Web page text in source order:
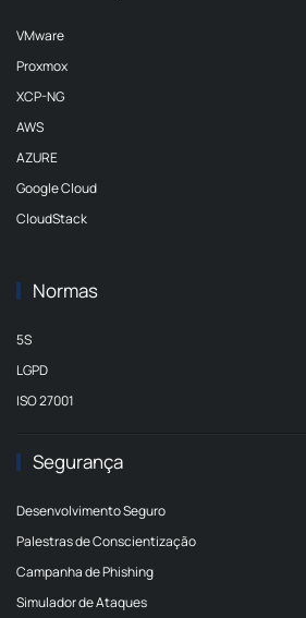
VMware
Proxmox
XCP-NG
AWS
AZURE
Google Cloud
CloudStack
Normas
5S
LGPD
ISO 27001
Segurança
Desenvolvimento Seguro
Palestras de Conscientização
Campanha de Phishing
Simulador de Ataques